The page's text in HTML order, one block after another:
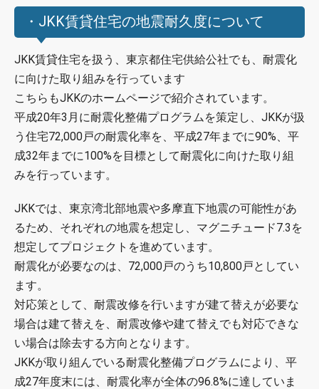
・JKK賃貸住宅の地震耐久度について
JKK賃貸住宅を扱う、東京都住宅供給公社でも、耐震化
に向けた取り組みを行っています
こちらもJKKのホームページで紹介されています。
平成20年3月に耐震化整備プログラムを策定し、JKKが扱
う住宅72,000戸の耐震化率を、平成27年までに90%、平
成32年までに100%を目標として耐震化に向けた取り組
みを行っています。
JKKでは、東京湾北部地震や多摩直下地震の可能性があ
るため、それぞれの地震を想定し、マグニチュード7.3を
想定してプロジェクトを進めています。
耐震化が必要なのは、72,000戸のうち10,800戸としてい
ます。
対応策として、耐震改修を行いますが建て替えが必要な
場合は建て替えを、耐震改修や建て替えでも対応できな
い場合は除去する方向となります。
JKKが取り組んでいる耐震化整備プログラムにより、平
成27年度末には、耐震化率が全体の96.8%に達していま